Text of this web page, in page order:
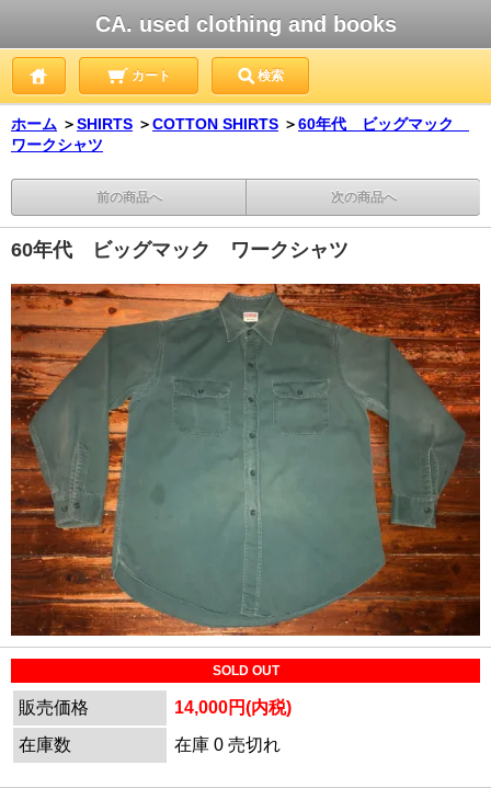
CA. used clothing and books
カート 検索
ホーム ＞SHIRTS ＞COTTON SHIRTS ＞60年代 ビッグマック
ワークシャツ
前の商品へ 次の商品へ
60年代 ビッグマック ワークシャツ
SOLD OUT
販売価格
14,000円(内税)
在庫数
在庫 0 売切れ